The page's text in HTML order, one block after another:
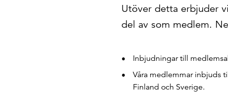
Utöver detta erbjuder
del av som medlem.
Inbjudningar till
Våra medlemmar inbjuds
Finland och Sverige.